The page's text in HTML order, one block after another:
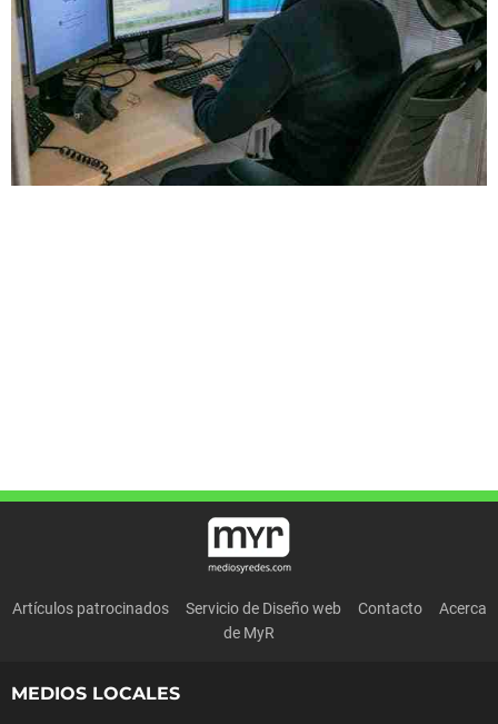
Artículos patrocinados Servicio de Diseño web Contacto
Acerca
de MyR
MEDIOS LOCALES